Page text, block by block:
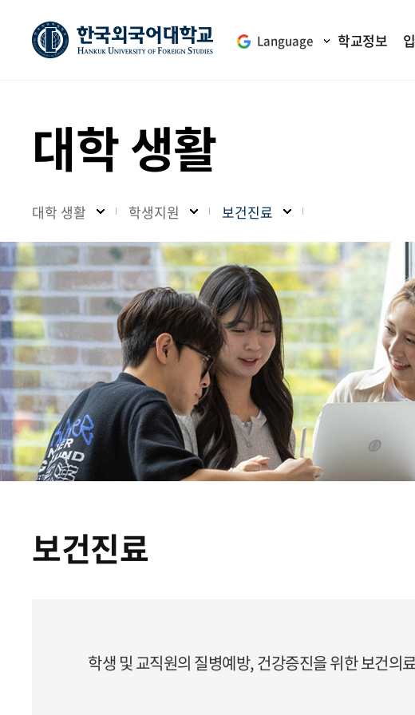
Language 학교정보
대학 생활
대학 생활 학생지원 보건진료
보건진료
학생 및 교직원의 질병예방, 건강증진을 위한 보건의